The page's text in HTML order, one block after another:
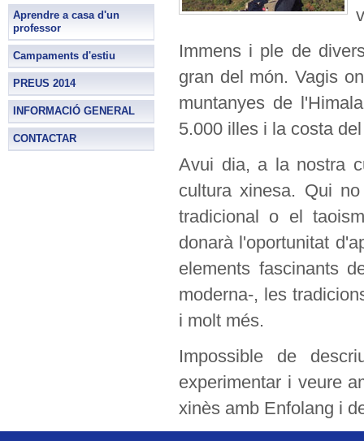
Aprendre a casa d'un
professor
Campaments d'estiu
PREUS 2014
INFORMACIÓ GENERAL
CONTACTAR
Immens i ple de
gran del món. Vagis
muntanyes de
5.000 illes i la costa
Avui dia, a la nostra
cultura xinesa. Qui
tradicional o el
donarà l'oportunitat
elements fascinants
moderna-, les
i molt més.
Impossible de
experimentar i veure
xinès amb Enfolang i